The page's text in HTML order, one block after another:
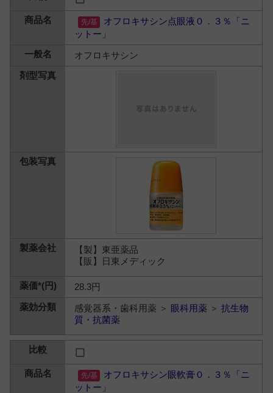
オフロキサシン点眼液０．３％「ニ
ットー」
オフロキサシン
【製】東亜薬品
【販】日東メディック
28.3円
感覚器系・歯科用薬 ＞ 眼科用薬 ＞抗生物
質・抗菌薬
オフロキサシン眼軟膏０．３％「ニ
ットー」